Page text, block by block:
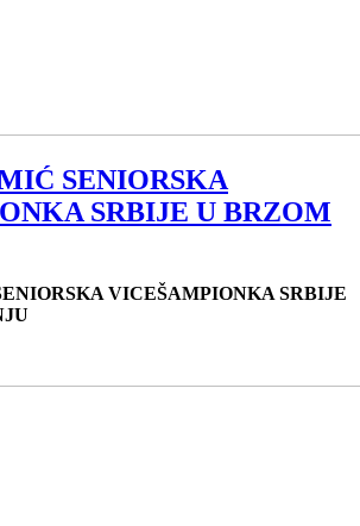
SENIORSKA
SRBIJE U BRZOM
VICEŠAMPIONKA SRBIJE